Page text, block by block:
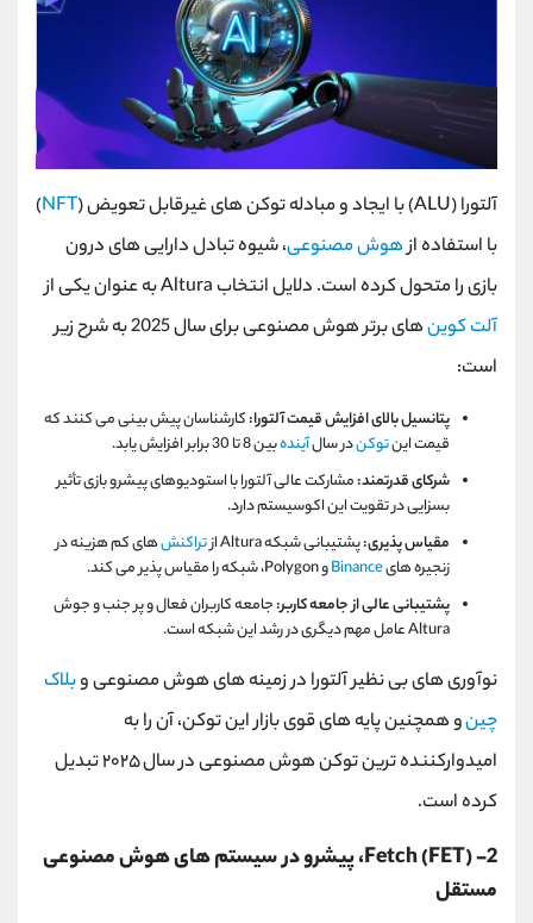
آلتورا (ALU) با ایجاد و مبادله توکن‌ های غیرقابل تعویض ( NFT
)
با استفاده ازهوش مصنوعی، شیوه تبادل دارایی ‌های درون
بازی را متحول کرده است. دلایل انتخاب Altura به عنوان یکی از
آلت کوین
های برتر هوش مصنوعی برای سال 2025 به شرح زیر
است:
پتانسیل بالای افزایش قیمت آلتورا:کارشناسان پیش بینی می کنند که
قیمت اینتوکندر سالآیندهبین 8 تا 30 برابر افزایش یابد.
شرکای قدرتمند:مشارکت عالی آلتورا با استودیوهای پیشرو بازی تأثیر
بسزایی در تقویت این اکوسیستم دارد.
مقیاس پذیری:پشتیبانی شبکه Altura از تراکنشهای کم هزینه در
زنجیره هایBinanceو Polygon، شبکه را مقیاس پذیر می کند.
پشتیبانی عالی از جامعه کاربر:جامعه کاربران فعال و پر جنب و جوش
Altura عامل مهم دیگری در رشد این شبکه است.
نوآوری‌ های بی ‌نظیر آلتورا در زمینه ‌های هوش مصنوعی وبلاک
چینو همچنین پایه ‌های قوی بازار این توکن، آن را به
امیدوارکننده ‌ترین توکن هوش مصنوعی در سال ۲۰۲۵ تبدیل
کرده است.
2- Fetch (FET)، پیشرو در سیستم‌ های هوش مصنوعی
مستقل